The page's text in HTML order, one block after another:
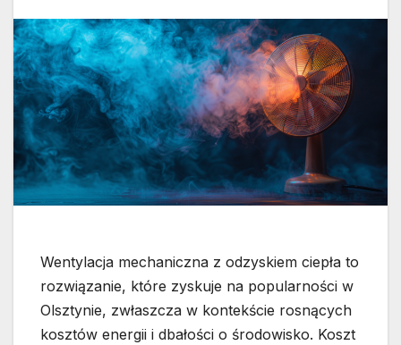
Wentylacja mechaniczna z odzyskiem ciepła to
rozwiązanie, które zyskuje na popularności w
Olsztynie, zwłaszcza w kontekście rosnących
kosztów energii i dbałości o środowisko. Koszt